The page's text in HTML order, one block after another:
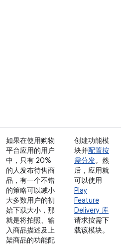
如果在使用购物
平台应用的用户
中，只有 20%
的人发布待售商
品，有一个不错
的策略可以减小
大多数用户的初
始下载大小，那
就是将拍照、输
入商品描述及上
架商品的功能配
创建功能模
块并配置按
需分发。然
后，应用就
可以使用
Play
Feature
Delivery 库
请求按需下
载该模块。